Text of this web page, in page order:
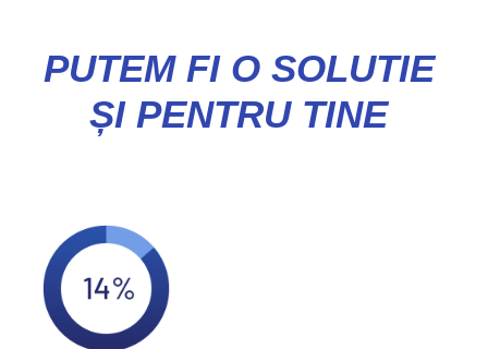
PUTEM FI O SOLUTIE
ȘI PENTRU TINE